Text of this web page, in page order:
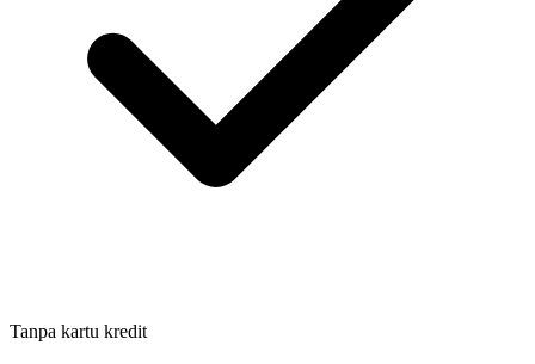
Tanpa kartu kredit